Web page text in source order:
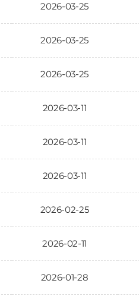
2026-03-25
2026-03-25
2026-03-25
2026-03-11
2026-03-11
2026-03-11
2026-02-25
2026-02-11
2026-01-28